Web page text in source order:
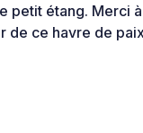
petit étang. Merci
de ce havre de